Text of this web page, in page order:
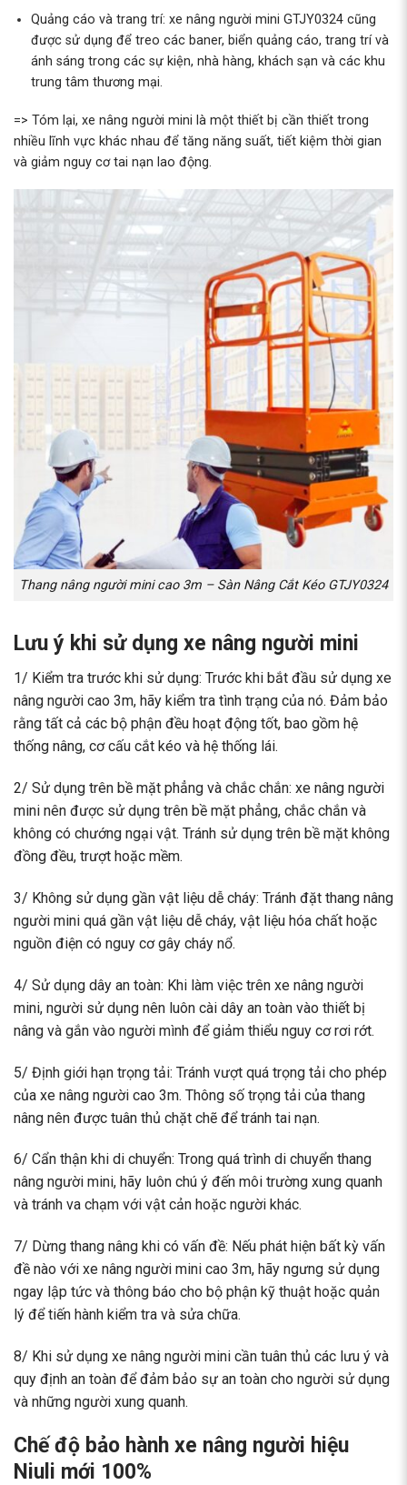
Quảng cáo và trang trí: xe nâng người mini GTJY0324 cũng
được sử dụng để treo các baner, biển quảng cáo, trang trí và
ánh sáng trong các sự kiện, nhà hàng, khách sạn và các khu
trung tâm thương mại.
=> Tóm lại, xe nâng người mini là một thiết bị cần thiết trong
nhiều lĩnh vực khác nhau để tăng năng suất, tiết kiệm thời gian
và giảm nguy cơ tai nạn lao động.
Thang nâng người mini cao 3m – Sàn Nâng Cắt Kéo GTJY0324
Lưu ý khi sử dụng xe nâng người mini
1/ Kiểm tra trước khi sử dụng: Trước khi bắt đầu sử dụng xe
nâng người cao 3m, hãy kiểm tra tình trạng của nó. Đảm bảo
rằng tất cả các bộ phận đều hoạt động tốt, bao gồm hệ
thống nâng, cơ cấu cắt kéo và hệ thống lái.
2/ Sử dụng trên bề mặt phẳng và chắc chắn: xe nâng người
mini nên được sử dụng trên bề mặt phẳng, chắc chắn và
không có chướng ngại vật. Tránh sử dụng trên bề mặt không
đồng đều, trượt hoặc mềm.
3/ Không sử dụng gần vật liệu dễ cháy: Tránh đặt thang nâng
người mini quá gần vật liệu dễ cháy, vật liệu hóa chất hoặc
nguồn điện có nguy cơ gây cháy nổ.
4/ Sử dụng dây an toàn: Khi làm việc trên xe nâng người
mini, người sử dụng nên luôn cài dây an toàn vào thiết bị
nâng và gắn vào người mình để giảm thiểu nguy cơ rơi rớt.
5/ Định giới hạn trọng tải: Tránh vượt quá trọng tải cho phép
của xe nâng người cao 3m. Thông số trọng tải của thang
nâng nên được tuân thủ chặt chẽ để tránh tai nạn.
6/ Cẩn thận khi di chuyển: Trong quá trình di chuyển thang
nâng người mini, hãy luôn chú ý đến môi trường xung quanh
và tránh va chạm với vật cản hoặc người khác.
7/ Dừng thang nâng khi có vấn đề: Nếu phát hiện bất kỳ vấn
đề nào với xe nâng người mini cao 3m, hãy ngưng sử dụng
ngay lập tức và thông báo cho bộ phận kỹ thuật hoặc quản
lý để tiến hành kiểm tra và sửa chữa.
8/ Khi sử dụng xe nâng người mini cần tuân thủ các lưu ý và
quy định an toàn để đảm bảo sự an toàn cho người sử dụng
và những người xung quanh.
Chế độ bảo hành xe nâng người hiệu
Niuli mới 100%